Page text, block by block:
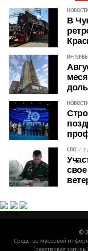
В
СВО 2
©
Средство массовой
(реестровая